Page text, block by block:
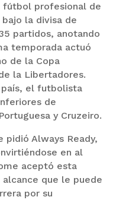
fútbol profesional de
la divisa de
partidos, anotando
temporada actuó
de la Copa
la Libertadores.
el futbolista
de
y Cruzeiro.
pidió Always Ready,
en al
aceptó esta
que le puede
por su